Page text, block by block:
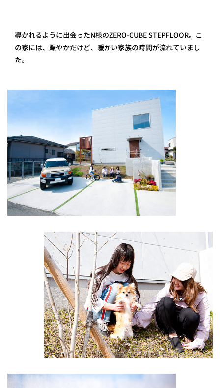
導かれるように出会ったN様のZERO-CUBE STEPFLOOR。こ
の家には、賑やかだけど、暖かい家族の時間が流れていまし
た。